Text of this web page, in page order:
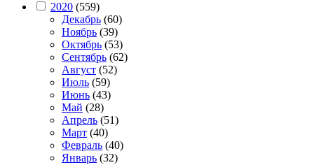
2020 (559)
Декабрь (60)
Ноябрь (39)
Октябрь (53)
Сентябрь (62)
Август (52)
Июль (59)
Июнь (43)
Май (28)
Апрель (51)
Март (40)
Февраль (40)
Январь (32)